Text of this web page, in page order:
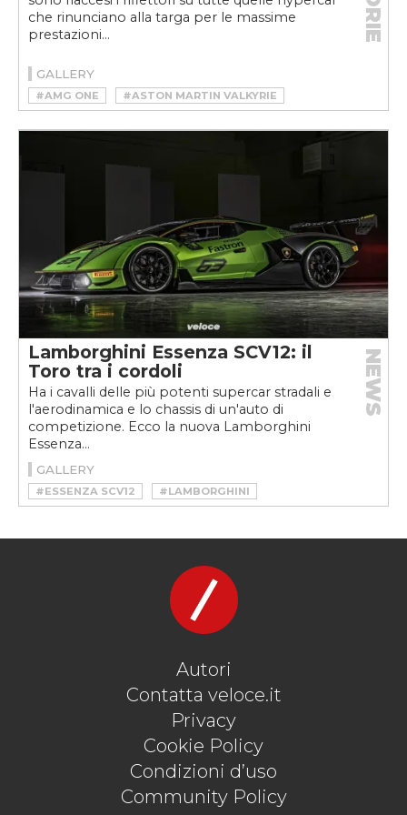
che rinunciano alla targa per le massime
prestazioni...
GALLERY
#AMG ONE
#ASTON MARTIN VALKYRIE
#BUGATTI BOLIDE
#HYPERCAR
#LAMBORGHINI ESSENZA SCV12
#TRACKDAY
Lamborghini Essenza SCV12: il
Toro tra i cordoli
Ha i cavalli delle più potenti supercar stradali e
l'aerodinamica e lo chassis di un'auto di
competizione. Ecco la nuova Lamborghini
Essenza...
NEWS
GALLERY
#ESSENZA SCV12
#LAMBORGHINI
#LAMBORGHINI ESSENZA SCV12
Autori
Contatta veloce.it
Privacy
Cookie Policy
Condizioni d’uso
Community Policy